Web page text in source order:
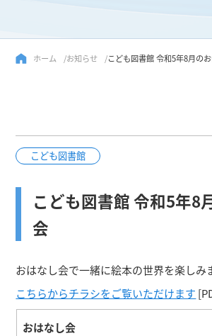
ホーム お知らせ こども図書館 令和5年8月の
こども図書館
こども図書館 令和5年8
会
おはなし会で一緒に絵本の世界を楽しみ
こちらからチラシをご覧いただけます
おはなし会